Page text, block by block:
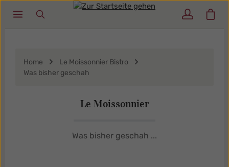
Zum Hauptinhalt springen
Home
Le Moissonnier Bistro
Was bisher geschah
Le Moissonnier
Was bisher geschah ...